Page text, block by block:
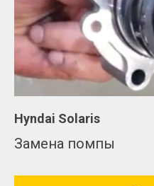
Hyndai Solaris
Замена помпы